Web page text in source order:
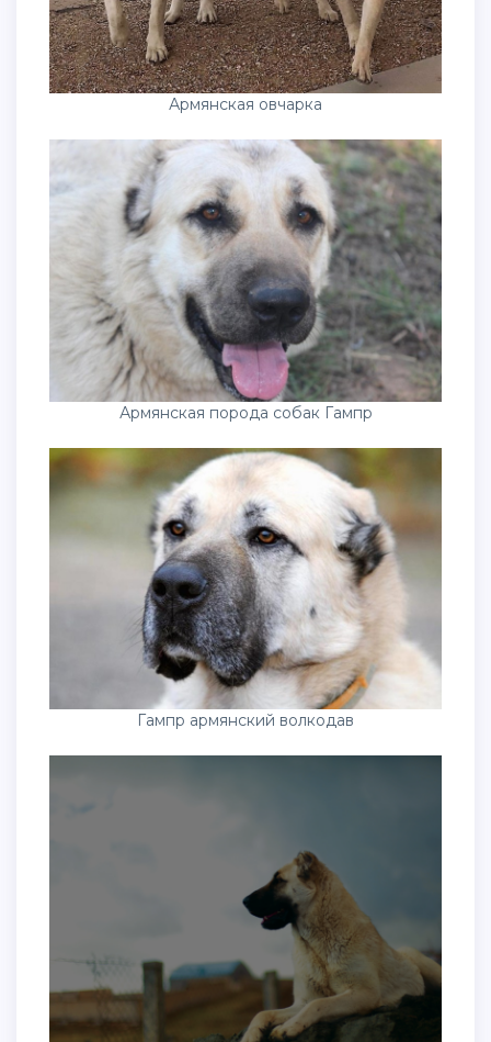
Армянская овчарка
Армянская порода собак Гампр
Гампр армянский волкодав